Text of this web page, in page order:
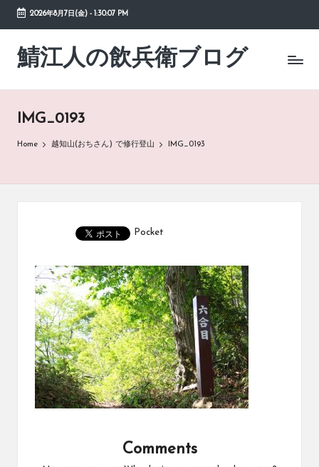
Skip
content
2026年8月7日(金)- 1:30:07 PM
鯖江人の飲兵衛ブログ
日々
の
草
IMG_0193
Home 越知山(おちさん) で修行登山 IMG_0193
Pocket
Comments